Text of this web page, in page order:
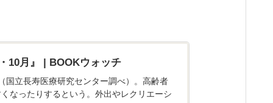
10月』 | BOOKウォッチ
国立長寿医療研究センター調べ）。高齢者
なったりするという。外出やレクリエーシ